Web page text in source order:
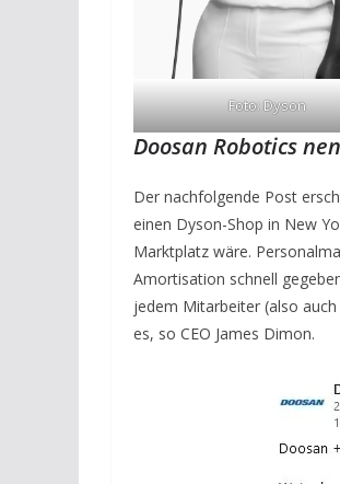
Foto: Dyson
Doosan Robotics
Der nachfolgende Post
einen Dyson-Shop in New
Marktplatz wäre.
Amortisation schnell
jedem Mitarbeiter (also
es, so CEO James Dimon.